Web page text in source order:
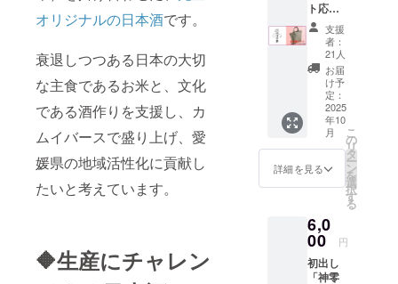
オリジナルの日本酒です。
衰退しつつある日本の大切
な主食であるお米と、文化
である酒作りを支援し、カ
ムイバースで盛り上げ、愛
媛県の地域活性化に貢献し
たいと考えています。
🔶生産にチャレン
行っていま
す。
ト応援
リター
ン！ 藤
原カム
イ先生
デザイ
ンのプ
ロジェ
クトで
生み出
される
久万高
原ワコ
用して
制作す
るBAG
久万高
原町観
支援
者：
21人
お届
け予
定：
2025
年10
月
詳細を見る
こ
の
リ
タ
ー
ン
を
選
択
す
る
6,0
00 円
初出し
「神零